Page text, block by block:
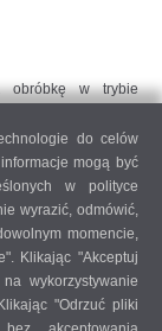
obróbkę w trybie
zapewniający
mocującym oraz
do celów
mogą być
w polityce
wyrazić, odmówić,
momencie,
Klikając "Akceptuj
wykorzystywanie
"Odrzuć pliki